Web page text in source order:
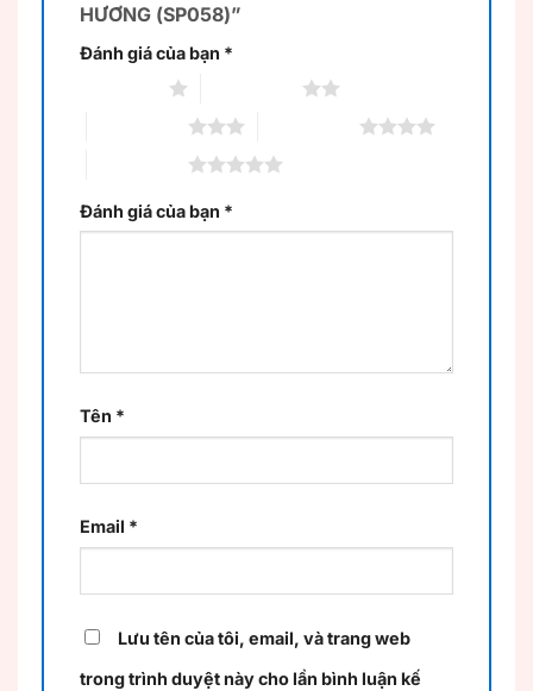
HƯƠNG (SP058)”
Đánh giá của bạn *
Đánh giá của bạn *
Tên *
Email *
Lưu tên của tôi, email, và trang web
trong trình duyệt này cho lần bình luận kế